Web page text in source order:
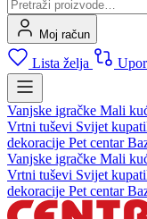
Moj račun
Lista želja
Vanjske igračke Mali
Vrtni tuševi Svijet
dekoracije Pet centar
Vanjske igračke Mali
Vrtni tuševi Svijet
dekoracije Pet centar